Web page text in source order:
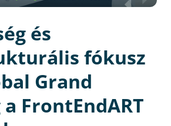
és
fókusz
Grand
FrontEndART